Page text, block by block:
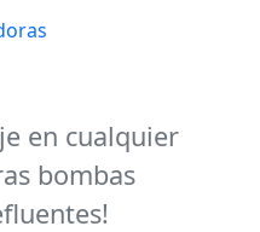
en cualquier
bombas